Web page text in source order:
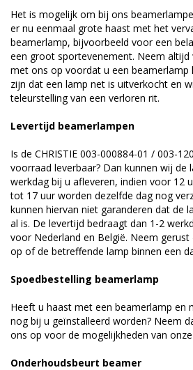
Het is mogelijk om bij ons
er nu eenmaal grote haast met het
beamerlamp, bijvoorbeeld voor een
een groot sportevenement. Neem
met ons op voordat u een beamerlamp
zijn dat een lamp net is uitverkocht en
teleurstelling van een verloren rit.
Levertijd beamerlampen
Is de CHRISTIE 003-000884-01 / 003-
voorraad leverbaar? Dan kunnen wij de
werkdag bij u afleveren, indien voor 12
tot 17 uur worden dezelfde dag nog
kunnen hiervan niet garanderen dat de
al is. De levertijd bedraagt dan 1-2
voor Nederland en België. Neem gerust
op of de betreffende lamp binnen een
Spoedbestelling beamerlamp
Heeft u haast met een beamerlamp en
nog bij u geïnstalleerd worden? Neem
ons op voor de mogelijkheden van
Onderhoudsbeurt beamer